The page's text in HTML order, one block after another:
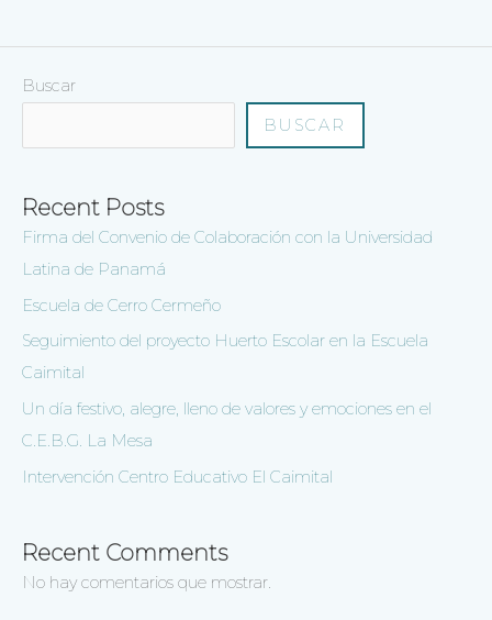
Buscar
BUSCAR
Recent Posts
Firma del Convenio de Colaboración con la Universidad
Latina de Panamá
Escuela de Cerro Cermeño
Seguimiento del proyecto Huerto Escolar en la Escuela
Caimital
Un día festivo, alegre, lleno de valores y emociones en el
C.E.B.G. La Mesa
Intervención Centro Educativo El Caimital
Recent Comments
No hay comentarios que mostrar.